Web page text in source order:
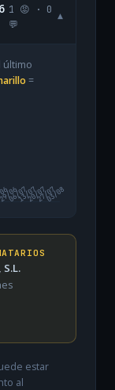
1 😡 · 0
💬
▾
último
=
06
06/0713/0720/0727/07
03/08
S.L.
estar
al